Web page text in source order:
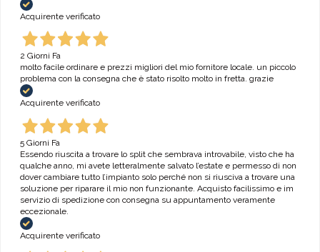
Acquirente verificato
2 Giorni Fa
molto facile ordinare e prezzi migliori del mio fornitore locale. un piccolo
problema con la consegna che è stato risolto molto in fretta. grazie
Acquirente verificato
5 Giorni Fa
Essendo riuscita a trovare lo split che sembrava introvabile, visto che ha
qualche anno, mi avete letteralmente salvato l’estate e permesso di non
dover cambiare tutto l’impianto solo perché non si riusciva a trovare una
soluzione per riparare il mio non funzionante. Acquisto facilissimo e im
servizio di spedizione con consegna su appuntamento veramente
eccezionale.
Acquirente verificato